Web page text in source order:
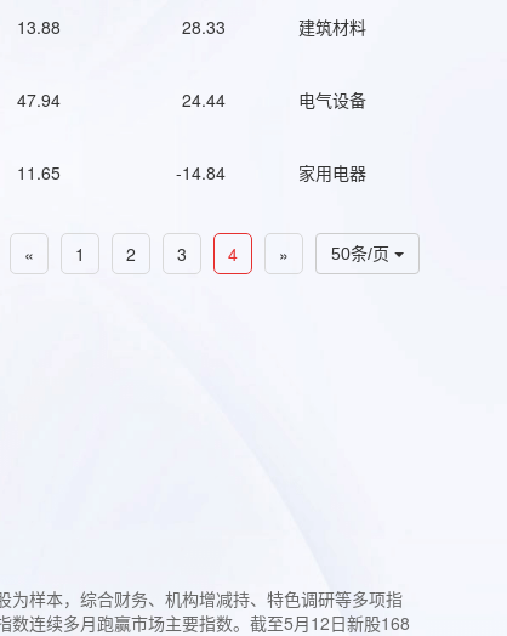
13.88 28.33 建筑材料
47.94 24.44 电气设备
11.65 -14.84 家用电器
50条/页
« 1 2 3 4 »
样本，综合财务、机构增减持、特色调研等多项指
连续多月跑赢市场主要指数。截至5月12日新股168